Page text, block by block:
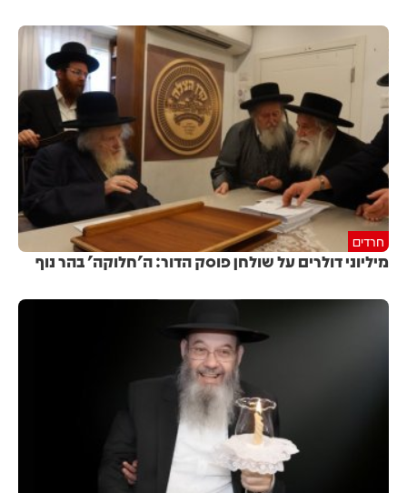
חרדים
מיליוני דולרים על שולחן פוסק הדור: ה'חלוקה' בהר נוף